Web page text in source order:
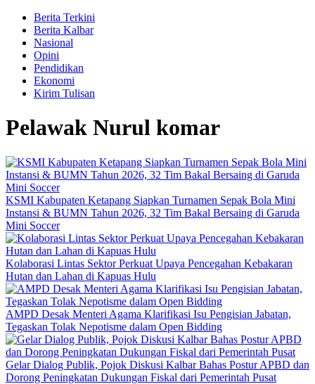
Berita Terkini
Berita Kalbar
Nasional
Opini
Pendidikan
Ekonomi
Kirim Tulisan
Pelawak Nurul komar
KSMI Kabupaten Ketapang Siapkan Turnamen Sepak Bola Mini
Instansi & BUMN Tahun 2026, 32 Tim Bakal Bersaing di Garuda
Mini Soccer
Kolaborasi Lintas Sektor Perkuat Upaya Pencegahan Kebakaran
Hutan dan Lahan di Kapuas Hulu
AMPD Desak Menteri Agama Klarifikasi Isu Pengisian Jabatan,
Tegaskan Tolak Nepotisme dalam Open Bidding
Gelar Dialog Publik, Pojok Diskusi Kalbar Bahas Postur APBD dan
Dorong Peningkatan Dukungan Fiskal dari Pemerintah Pusat